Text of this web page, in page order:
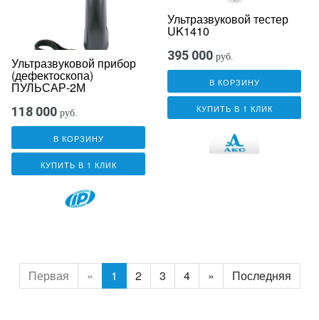
Ультразвуковой прибор
(дефектоскопа)
ПУЛЬСАР-2М
118 000 руб.
В КОРЗИНУ
КУПИТЬ В 1 КЛИК
Ультразвуковой тестер
UK1410
395 000 руб.
В КОРЗИНУ
КУПИТЬ В 1 КЛИК
Первая « 1 2 3 4 » Последняя